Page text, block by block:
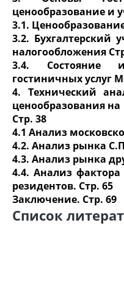
ценообразование и
3.1.
3.2. Бухгалтерский
налогообложения
3.4. Состояние
гостиничных услуг
4. Технический
ценообразования
Стр. 38
4.1 Анализ
4.2. Анализ рынка
4.3. Анализ рынка
4.4. Анализ
резидентов. Стр. 65
Заключение. Стр. 69
Список